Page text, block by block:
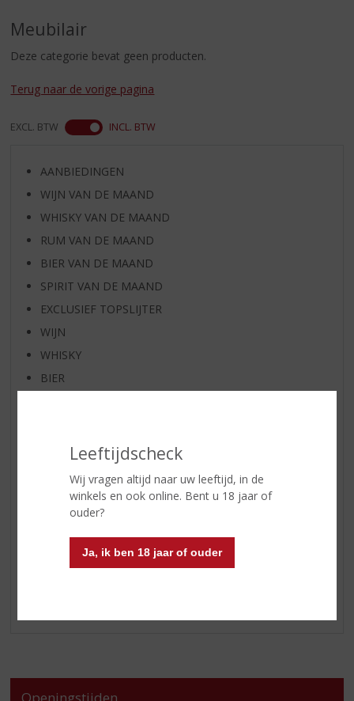
r
i
g
a
Leeftijdscheck
Wij vragen altijd naar uw leeftijd, in de
winkels en ook online. Bent u 18 jaar of
ouder?
Ja, ik ben 18 jaar of ouder
Meubilair
Deze categorie bevat geen producten.
Terug naar de vorige pagina
EXCL. BTW INCL. BTW
AANBIEDINGEN
WIJN VAN DE MAAND
WHISKY VAN DE MAAND
RUM VAN DE MAAND
BIER VAN DE MAAND
SPIRIT VAN DE MAAND
EXCLUSIEF TOPSLIJTER
WIJN
WHISKY
BIER
SHOTJES
FRISDRANK
GLASWERK
GESCHENKVERPAKKING
(RELATIE)GESCHENKEN